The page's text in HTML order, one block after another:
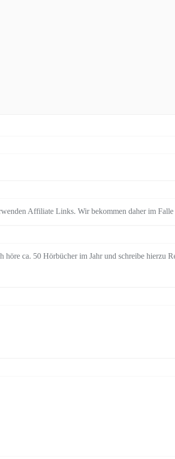
Affiliate Links. Wir bekommen daher im
höre ca. 50 Hörbücher im Jahr und schreibe hierzu